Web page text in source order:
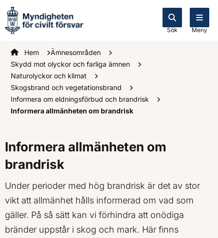
Sök Meny
Startsidan
Hem
Ämnesområden
Skydd mot olyckor och farliga ämnen
Naturolyckor och klimat
Skogsbrand och vegetationsbrand
Informera om eldningsförbud och brandrisk
Informera allmänheten om brandrisk
Informera allmänheten om
brandrisk
Under perioder med hög brandrisk är det av stor
vikt att allmänhet hålls informerad om vad som
gäller. På så sätt kan vi förhindra att onödiga
bränder uppstår i skog och mark. Här finns